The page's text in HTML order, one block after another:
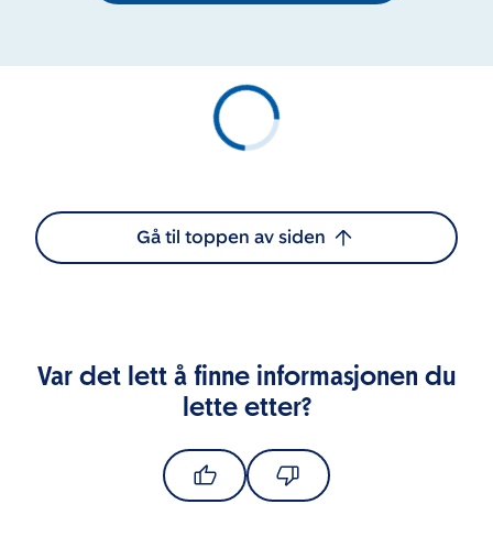
Gå til toppen av siden
Var det lett å finne informasjonen du
lette etter?